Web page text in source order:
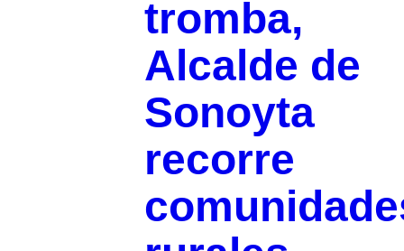
tromba,
Alcalde de
Sonoyta
recorre